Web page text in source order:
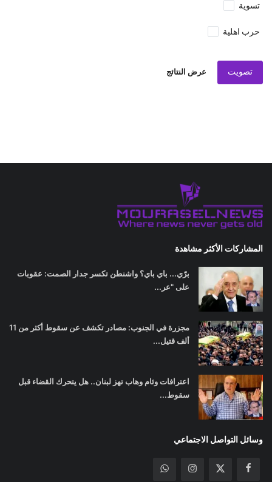
تسوية
حرب اهلية
تصويت عرض النتائج
المشاركات الأكثر مشاهدة
برّي... باي باي؟ واشنطن تكسر جدار الصمت: عقوبات
على "عر...
مجزرة في الجنوب: مصادر تكشف عن سقوط أكثر من 11
ألف قتيل...
اعترافات وئام وهاب تهز لبنان.. هل يتحرك القضاء قبل
سقوط...
وسائل التواصل الاجتماعي